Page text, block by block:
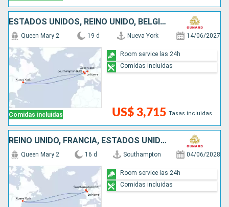
ESTADOS UNIDOS, REINO UNIDO, BÉLGICA, FRANCIA
Comidas incluidas
Queen Mary 2 19 d Nueva York 14/06/2027
US$ 3,715 Tasas incluidas
Room service las 24h
Comidas incluidas
REINO UNIDO, FRANCIA, ESTADOS UNIDOS
Queen Mary 2 16 d Southampton 04/06/2028
Room service las 24h
Comidas incluidas